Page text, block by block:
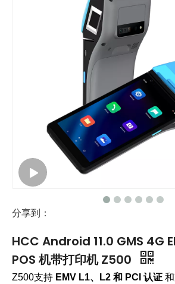
分享到：
HCC Android 11.0 GMS 4G
POS 机带打印机 Z500
Z500支持 EMV L1、L2 和 PCI 认证